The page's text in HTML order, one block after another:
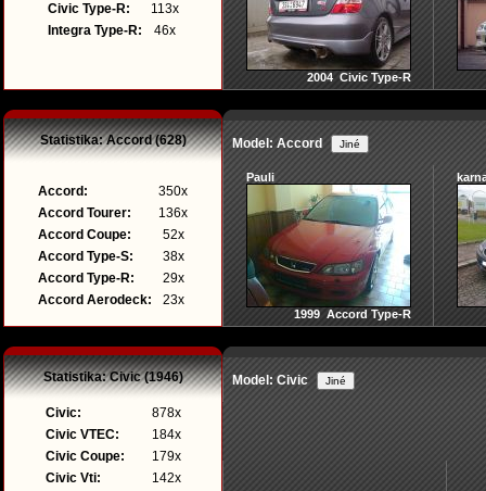
Civic Type-R:
113x
Integra Type-R:
46x
2004 Civic Type-R
Statistika: Accord (628) Model: Accord
Accord:
350x
Accord Tourer:
136x
Accord Coupe:
52x
Accord Type-S:
38x
Accord Type-R:
29x
Accord Aerodeck:
23x
Pauli
1999 Accord Type-R
Statistika: Civic (1946) Model: Civic
Civic:
878x
Civic VTEC:
184x
Civic Coupe:
179x
Civic Vti:
142x